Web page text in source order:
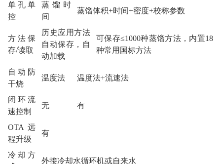
单孔单
控
蒸馏时
间
蒸馏体积+时间+密度+校称参数
方法保
存/读取
历史应用方法
自动保存，自
动加载
可保存≤1000种蒸馏方法，内置18
种常用国标方法
自动防
干烧
温度法 温度法+流速法
闭环流
速控制
无 有
OTA远
程升级
有
冷却方
外接冷却水循环机或自来水